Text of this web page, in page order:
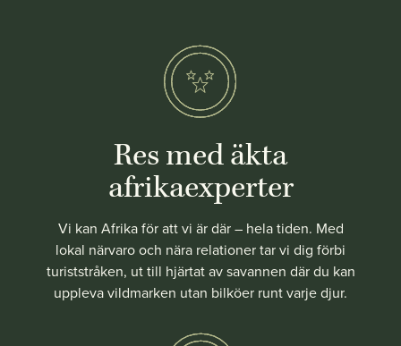
Res med äkta
afrikaexperter
Vi kan Afrika för att vi är där – hela tiden. Med
lokal närvaro och nära relationer tar vi dig förbi
turiststråken, ut till hjärtat av savannen där du kan
uppleva vildmarken utan bilköer runt varje djur.